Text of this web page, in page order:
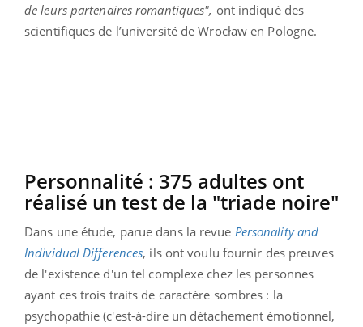
de leurs partenaires romantiques", ont indiqué des
scientifiques de l’université de Wrocław en Pologne.
Personnalité : 375 adultes ont
réalisé un test de la "triade noire"
Dans une étude, parue dans la revue Personality and
Individual Differences, ils ont voulu fournir des preuves
de l'existence d'un tel complexe chez les personnes
ayant ces trois traits de caractère sombres : la
psychopathie (c'est-à-dire un détachement émotionnel,